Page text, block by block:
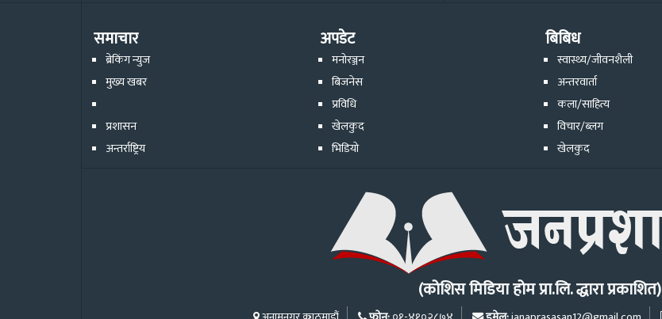
समाचार
ब्रेकिंग न्युज
मुख्य खबर
प्रशासन
अन्तर्राष्ट्रिय
अपडेट
मनोरञ्जन
बिजनेस
प्रविधि
खेलकुद
भिडियो
बिबिध
स्वास्थ्य/जीवनशैली
अन्तरवार्ता
कला/साहित्य
विचार/ब्लग
खेलकुद
(कोशिस मिडिया होम प्रा.लि. द्धारा प्रकाशित)